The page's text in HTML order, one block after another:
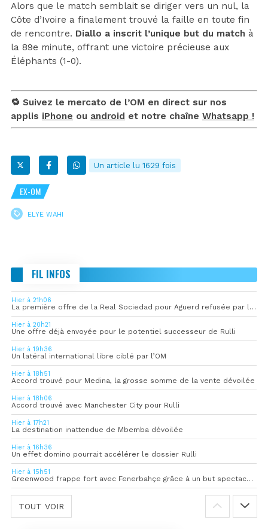
Alors que le match semblait se diriger vers un nul, la
Côte d’Ivoire a finalement trouvé la faille en toute fin
de rencontre. Diallo a inscrit l’unique but du match à
la 89e minute, offrant une victoire précieuse aux
Éléphants (1-0).
🔁 Suivez le mercato de l’OM en direct sur nos
applis iPhone ou android et notre chaîne Whatsapp !
Un article lu 1629 fois
EX-OM
ELYE WAHI
FIL INFOS
Hier à 21h06
La première offre de la Real Sociedad pour Aguerd refusée par l’OM
Hier à 20h21
Une offre déjà envoyée pour le potentiel successeur de Rulli
Hier à 19h36
Un latéral international libre ciblé par l’OM
Hier à 18h51
Accord trouvé pour Medina, la grosse somme de la vente dévoilée
Hier à 18h06
Accord trouvé avec Manchester City pour Rulli
Hier à 17h21
La destination inattendue de Mbemba dévoilée
Hier à 16h36
Un effet domino pourrait accélérer le dossier Rulli
Hier à 15h51
Greenwood frappe fort avec Fenerbahçe grâce à un but spectaculaire
TOUT VOIR